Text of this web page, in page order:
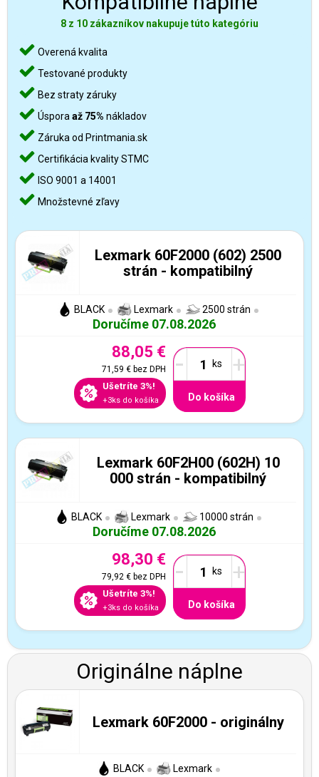
8 z 10 zákazníkov nakupuje túto kategóriu
Overená kvalita
Testované produkty
Bez straty záruky
Úspora až 75% nákladov
Záruka od Printmania.sk
Certifikácia kvality STMC
ISO 9001 a 14001
Množstevné zľavy
Lexmark 60F2000 (602) 2500
strán - kompatibilný
BLACK Lexmark 2500 strán
Doručíme 07.08.2026
88,05 €
71,59 €bez DPH
Ušetríte 3%!
+3ks do košíka
- +
Do košíka
Lexmark 60F2H00 (602H) 10
000 strán - kompatibilný
BLACK Lexmark 10000 strán
Doručíme 07.08.2026
98,30 €
79,92 €bez DPH
Ušetríte 3%!
+3ks do košíka
- +
Do košíka
Originálne náplne
Lexmark 60F2000 - originálny
BLACK Lexmark